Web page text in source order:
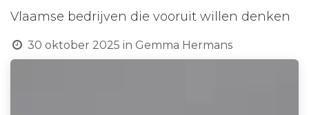
Vlaamse bedrijven die vooruit willen denken
30 oktober 2025 in Gemma Hermans